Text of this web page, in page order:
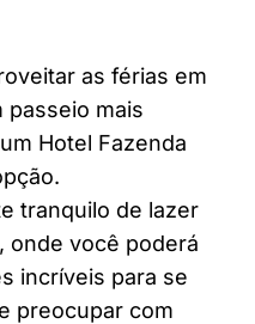
as férias em
passeio mais
Hotel Fazenda
tranquilo de lazer
onde você poderá
incríveis para se
preocupar com